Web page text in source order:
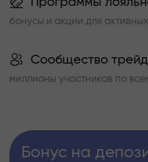
бонусы и акции для
Сообщество
миллионы участников по
Бонус на